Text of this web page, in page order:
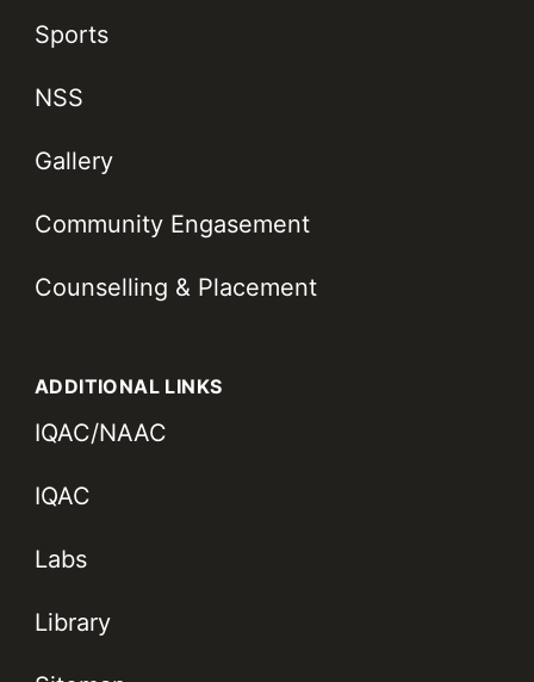
Sports
NSS
Gallery
Community Engasement
Counselling & Placement
ADDITIONAL LINKS
IQAC/NAAC
IQAC
Labs
Library